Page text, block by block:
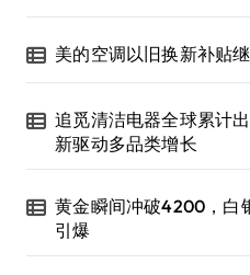
美的空调以旧换新补贴
追觅清洁电器全球累计
新驱动多品类增长
黄金瞬间冲破4200，白
引爆